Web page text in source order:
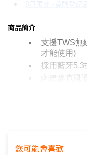
12期
24期
8月限定~首購登記
台灣大哥大Open
更多信用卡分期0
商品簡介
支援TWS無
才能使用)
採用藍牙5.3
內建麥克風
您可能會喜歡